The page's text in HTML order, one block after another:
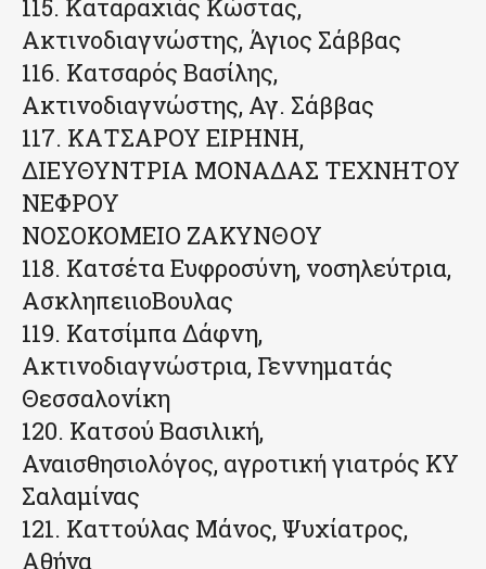
115. Καταραχιάς Κώστας,
Ακτινοδιαγνώστης, Άγιος Σάββας
116. Κατσαρός Βασίλης,
Ακτινοδιαγνώστης, Αγ. Σάββας
117. KΑΤΣΑΡΟΥ ΕΙΡΗΝΗ,
ΔΙΕΥΘΥΝΤΡΙΑ ΜΟΝΑΔΑΣ ΤΕΧΝΗΤΟΥ
ΝΕΦΡΟΥ
ΝΟΣΟΚΟΜΕΙΟ ΖΑΚΥΝΘΟΥ
118. Κατσέτα Ευφροσύνη, νοσηλεύτρια,
ΑσκληπειιοΒουλας
119. Κατσίμπα Δάφνη,
Ακτινοδιαγνώστρια, Γεννηματάς
Θεσσαλονίκη
120. Κατσού Βασιλική,
Αναισθησιολόγος, αγροτική γιατρός ΚΥ
Σαλαμίνας
121. Καττούλας Μάνος, Ψυχίατρος,
Αθήνα